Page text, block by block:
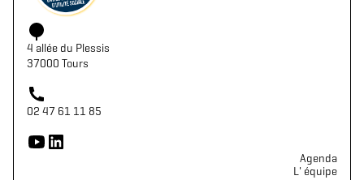
4 allée du Plessis
37000 Tours
02 47 61 11 85
Agenda
L' équipe